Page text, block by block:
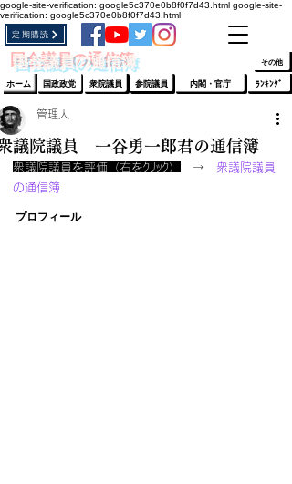
google-site-verification: google5c370e0b8f0f7d43.html google-site-
verification: google5c370e0b8f0f7d43.html
​国会議員の通信簿
定期購読
ホーム 国政政党 衆院議員 参院議員 ﾗﾝｷﾝｸﾞ
内閣・官庁
その他
議院議員 一谷勇一郎君の通信簿
管理人
衆議院議員を評価（右をｸﾘｯｸ） → 衆議院議員
の通信簿
プロフィール